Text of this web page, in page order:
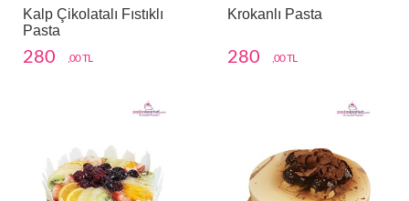
Kalp Çikolatalı Fıstıklı
Pasta
280 ,00 TL
Krokanlı Pasta
280 ,00 TL